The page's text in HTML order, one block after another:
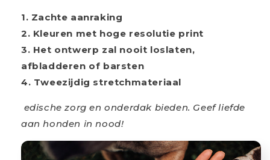
1. Zachte aanraking
2. Kleuren met hoge resolutie print
3. Het ontwerp zal nooit loslaten,
afbladderen of barsten
4. Tweezijdig stretchmateriaal
edische zorg en onderdak bieden. Geef liefde
aan honden in nood!